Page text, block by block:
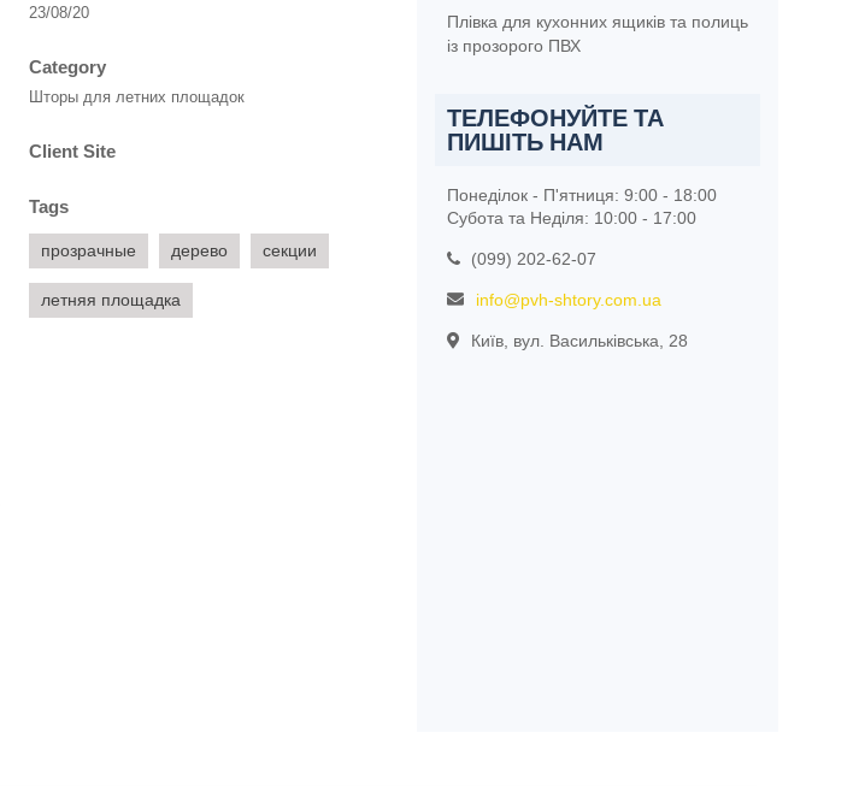
23/08/20
Category
Шторы для летних площадок
Client Site
Tags
прозрачные дерево секции
летняя площадка
Плівка для кухонних ящиків та полиць
із прозорого ПВХ
ТЕЛЕФОНУЙТЕ ТА
ПИШІТЬ НАМ
Понеділок - П'ятниця: 9:00 - 18:00
Субота та Неділя: 10:00 - 17:00
(099) 202-62-07
info@pvh-shtory.com.ua
Київ, вул. Васильківська, 28